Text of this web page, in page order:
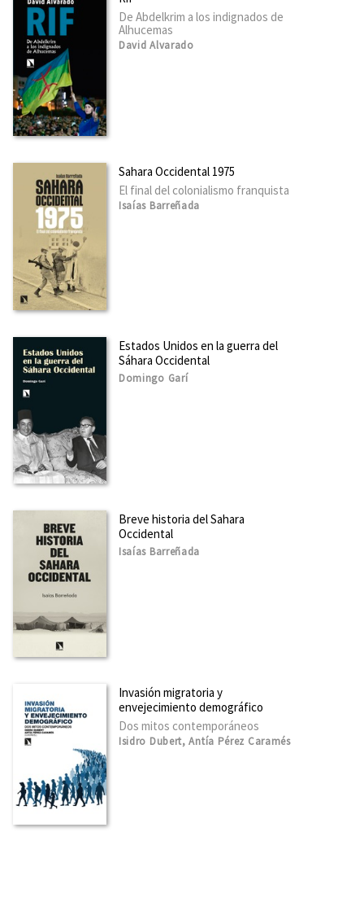
De Abdelkrim a los indignados de
Alhucemas
David Alvarado
Sahara Occidental 1975
El final del colonialismo franquista
Isaías Barreñada
Estados Unidos en la guerra del
Sáhara Occidental
Domingo Garí
Breve historia del Sahara
Occidental
Isaías Barreñada
Invasión migratoria y
envejecimiento demográfico
Dos mitos contemporáneos
Isidro Dubert, Antía Pérez Caramés